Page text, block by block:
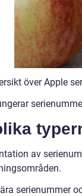
över Apple
av
serienummer